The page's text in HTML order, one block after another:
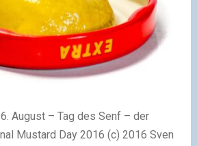
August – Tag des Senf – der
Mustard Day 2016 (c) 2016 Sven